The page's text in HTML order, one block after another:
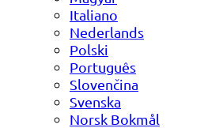
Italiano
Nederlands
Polski
Português
Slovenčina
Svenska
Norsk Bokmål